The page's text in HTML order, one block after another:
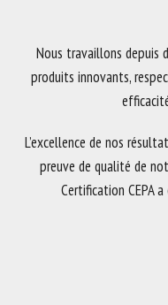
Nous travaillons depuis
produits innovants,
L’excellence de nos
preuve de qualité de
Certification CEPA